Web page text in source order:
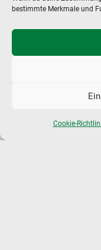
bestimmte Merkmale und
Cookie-
+49
+49